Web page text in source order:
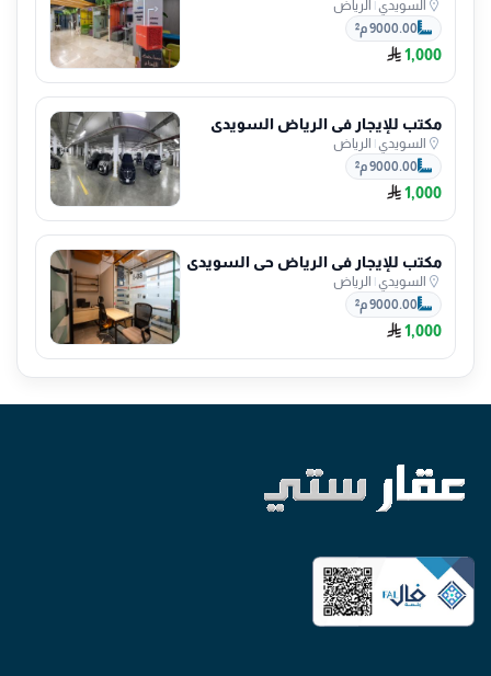
السويدي |
الرياض
9000.00 م²
1,000
مكتب للإيجار في الرياض السويدي
السويدي | الرياض
9000.00 م²
1,000
مكتب للإيجار في الرياض حي السويدي
السويدي | الرياض
9000.00 م²
1,000